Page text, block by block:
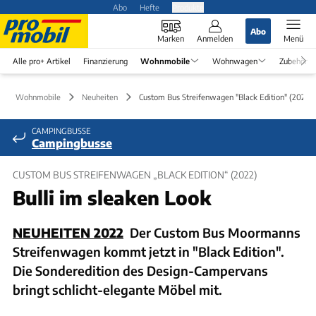
Abo Hefte
Marken Anmelden
Abo
Menü
Alle pro+ Artikel Finanzierung Wohnmobile Wohnwagen Zubehör
Wohnmobile Neuheiten Custom Bus Streifenwagen "Black Edition" (2022)
CAMPINGBUSSE
Campingbusse
CUSTOM BUS STREIFENWAGEN „BLACK EDITION“ (2022)
Bulli im sleaken Look
NEUHEITEN 2022 Der Custom Bus Moormanns
Streifenwagen kommt jetzt in "Black Edition".
Die Sonderedition des Design-Campervans
bringt schlicht-elegante Möbel mit.